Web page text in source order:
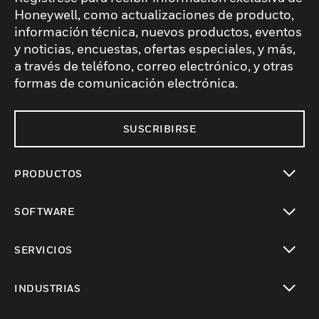
Honeywell, como actualizaciones de producto,
información técnica, nuevos productos, eventos
y noticias, encuestas, ofertas especiales, y más,
a través de teléfono, correo electrónico, y otras
formas de comunicación electrónica.
SUSCRIBIRSE
PRODUCTOS
SOFTWARE
SERVICIOS
INDUSTRIAS